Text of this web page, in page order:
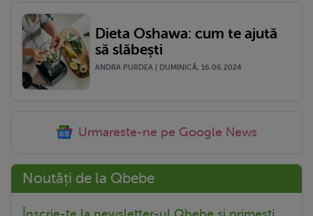
Dieta Oshawa: cum te ajută
să slăbești
ANDRA PURDEA | DUMINICĂ, 16.06.2024
Urmareste-ne pe Google News
Noutăți de la Qbebe